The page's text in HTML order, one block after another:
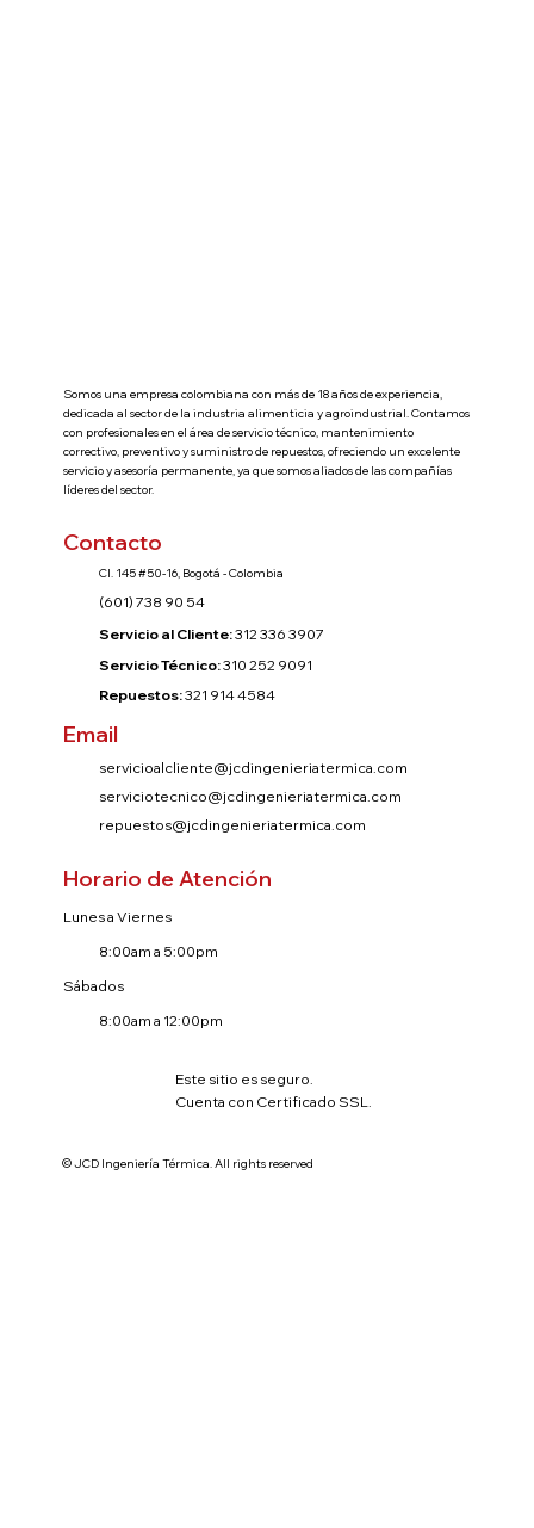
Somos una empresa colombiana con más de 18 años de experiencia,
dedicada al sector de la industria alimenticia y agroindustrial. Contamos
con profesionales en el área de servicio técnico, mantenimiento
correctivo, preventivo y suministro de repuestos, ofreciendo un excelente
servicio y asesoría permanente, ya que somos aliados de las compañías
líderes del sector.
Contacto
Cl. 145 #50-16, Bogotá - Colombia
(601) 738 90 54
Servicio al Cliente:312 336 3907
Servicio Técnico:310 252 9091
Repuestos:321 914 4584
Email
servicioalcliente@jcdingenieriatermica.com
serviciotecnico@jcdingenieriatermica.com
repuestos@jcdingenieriatermica.com
Horario de Atención
Lunes a Viernes
8:00am a 5:00pm
Sábados
8:00am a 12:00pm
Este sitio es seguro.
Cuenta con Certificado SSL.
© JCD Ingeniería Térmica. All rights reserved